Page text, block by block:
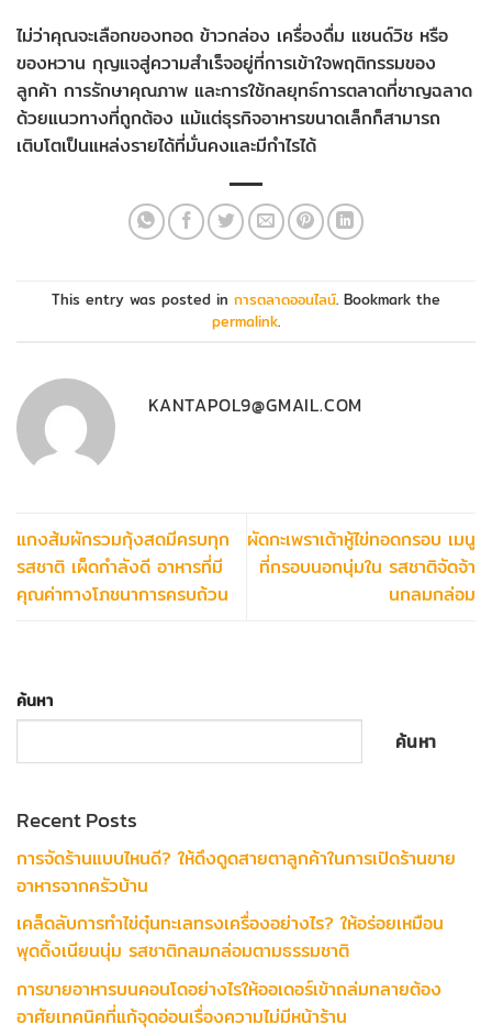
ไม่ว่าคุณจะเลือกของทอด ข้าวกล่อง เครื่องดื่ม แซนด์วิช หรือ
ของหวาน กุญแจสู่ความสำเร็จอยู่ที่การเข้าใจพฤติกรรมของ
ลูกค้า การรักษาคุณภาพ และการใช้กลยุทธ์การตลาดที่ชาญฉลาด
ด้วยแนวทางที่ถูกต้อง แม้แต่ธุรกิจอาหารขนาดเล็กก็สามารถ
เติบโตเป็นแหล่งรายได้ที่มั่นคงและมีกำไรได้
This entry was posted in การตลาดออนไลน์. Bookmark the
permalink.
KANTAPOL9@GMAIL.COM
แกงส้มผักรวมกุ้งสดมีครบทุก
รสชาติ เผ็ดกำลังดี อาหารที่มี
คุณค่าทางโภชนาการครบถ้วน
ผัดกะเพราเต้าหู้ไข่ทอดกรอบ เมนู
ที่กรอบนอกนุ่มใน รสชาติจัดจ้า
นกลมกล่อม
ค้นหา
ค้นหา
Recent Posts
การจัดร้านแบบไหนดี? ให้ดึงดูดสายตาลูกค้าในการเปิดร้านขาย
อาหารจากครัวบ้าน
เคล็ดลับการทำไข่ตุ๋นทะเลทรงเครื่องอย่างไร? ให้อร่อยเหมือน
พุดดิ้งเนียนนุ่ม รสชาติกลมกล่อมตามธรรมชาติ
การขายอาหารบนคอนโดอย่างไรให้ออเดอร์เข้าถล่มทลายต้อง
อาศัยเทคนิคที่แก้จุดอ่อนเรื่องความไม่มีหน้าร้าน